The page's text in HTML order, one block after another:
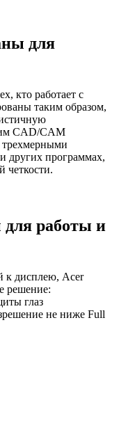
для
кто работает с
таким образом,
CAD/CAM
трехмерными
других программах,
четкости.
работы и
к дисплею, Acer
решение:
глаз
не ниже Full